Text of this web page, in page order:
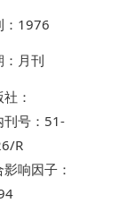
：1976
：月刊
：
刊号：51-
R
响因子：